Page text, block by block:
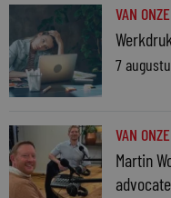
VAN
7
VAN
Martin